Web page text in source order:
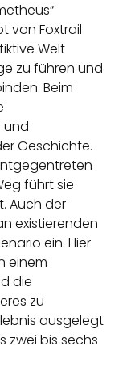
von Foxtrail
Welt
zu führen und
Beim
und
Geschichte.
führt sie
Auch der
existierenden
ein. Hier
einem
die
zu
ausgelegt
zwei bis sechs